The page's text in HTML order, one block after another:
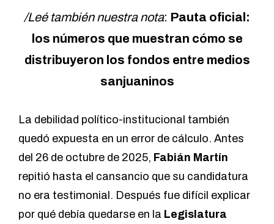
/Leé también nuestra nota: Pauta oficial:
los números que muestran cómo se
distribuyeron los fondos entre medios
sanjuaninos
La debilidad político-institucional también
quedó expuesta en un error de cálculo. Antes
del 26 de octubre de 2025, Fabián Martín
repitió hasta el cansancio que su candidatura
no era testimonial. Después fue difícil explicar
por qué debía quedarse en la Legislatura